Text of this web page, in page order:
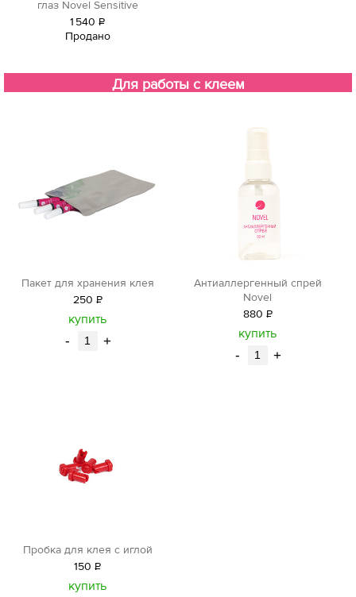
глаз Novel Sensitive
1 540 Р
уб.
Продано
Для работы с клеем
Пакет для хранения клея
250 Р
уб.
купить
- +
Антиаллергенный спрей
Novel
880 Р
уб.
купить
- +
Пробка для клея с иглой
150 Р
уб.
купить